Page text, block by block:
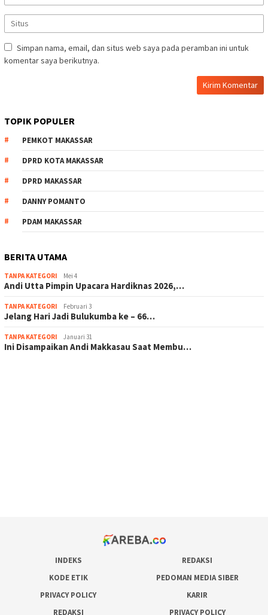
Simpan nama, email, dan situs web saya pada peramban ini untuk
komentar saya berikutnya.
TOPIK POPULER
PEMKOT MAKASSAR
DPRD KOTA MAKASSAR
DPRD MAKASSAR
DANNY POMANTO
PDAM MAKASSAR
BERITA UTAMA
TANPA KATEGORI Mei 4
Andi Utta Pimpin Upacara Hardiknas 2026,…
TANPA KATEGORI Februari 3
Jelang Hari Jadi Bulukumba ke – 66…
TANPA KATEGORI Januari 31
Ini Disampaikan Andi Makkasau Saat Membu…
INDEKS
REDAKSI
KODE ETIK
PEDOMAN MEDIA SIBER
PRIVACY POLICY
KARIR
REDAKSI
PRIVACY POLICY